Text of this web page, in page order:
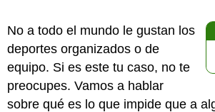
No a todo el mundo le gustan los
deportes organizados o de
equipo. Si es este tu caso, no te
preocupes. Vamos a hablar
sobre qué es lo que impide que a